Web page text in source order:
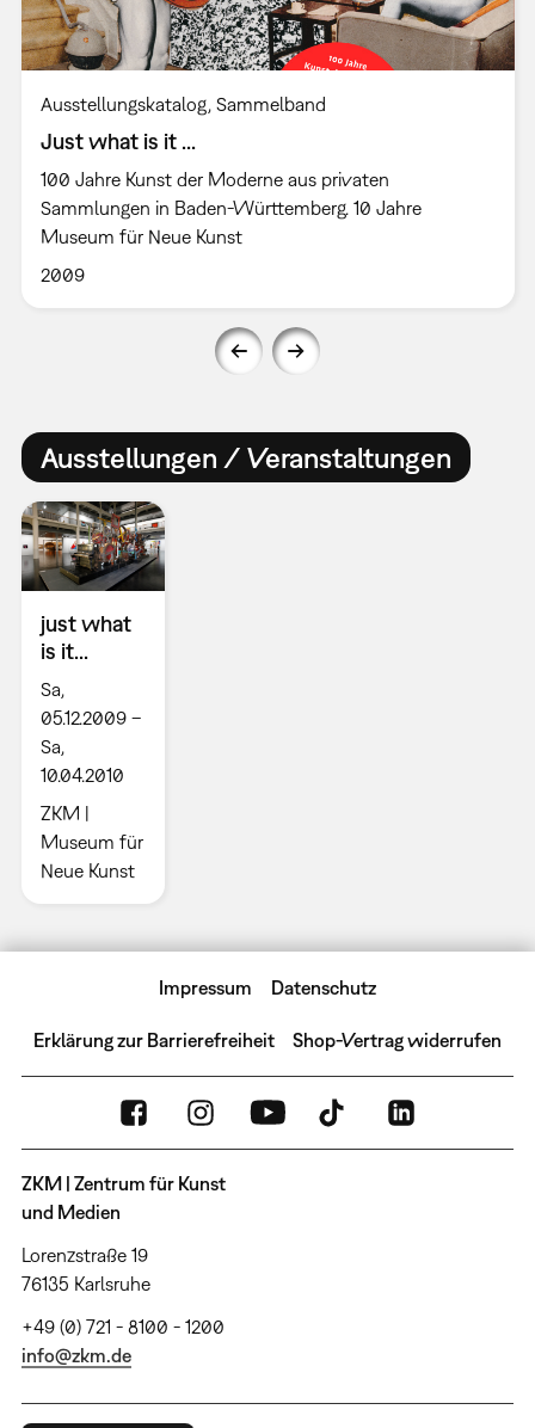
Ausstellungskatalog Sammelband
Just what is it ...
100 Jahre Kunst der Moderne aus privaten
Sammlungen in Baden-Württemberg. 10 Jahre
Museum für Neue Kunst
2009
Ausstellungen / Veranstaltungen
just what
is it...
Sa,
05.12.2009 –
Sa,
10.04.2010
ZKM |
Museum für
Neue Kunst
Impressum Datenschutz
Erklärung zur Barrierefreiheit Shop-Vertrag widerrufen
ZKM | Zentrum für Kunst
und Medien
Lorenzstraße 19
76135 Karlsruhe
+49 (0) 721 - 8100 - 1200
info@zkm.de